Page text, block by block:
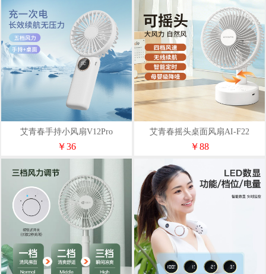
艾青春手持小风扇V12Pro
￥36
艾青春摇头桌面风扇AI-F22
￥88